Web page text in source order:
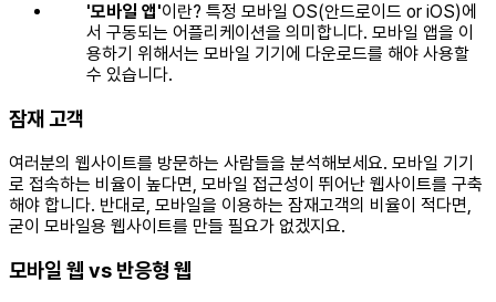
'모바일 앱'이란? 특정 모바일 OS(안드로이드 or iOS)에
서 구동되는 어플리케이션을 의미합니다. 모바일 앱을 이
용하기 위해서는 모바일 기기에 다운로드를 해야 사용할
수 있습니다.
잠재 고객
여러분의 웹사이트를 방문하는 사람들을 분석해보세요. 모바일 기기
로 접속하는 비율이 높다면, 모바일 접근성이 뛰어난 웹사이트를 구축
해야 합니다. 반대로, 모바일을 이용하는 잠재고객의 비율이 적다면,
굳이 모바일용 웹사이트를 만들 필요가 없겠지요.
모바일 웹 vs 반응형 웹